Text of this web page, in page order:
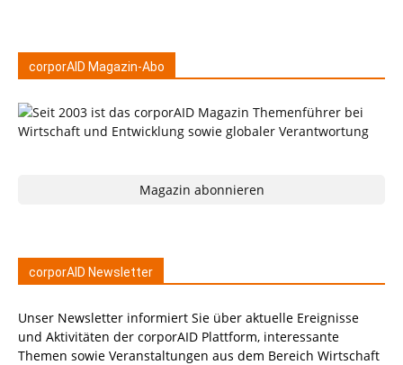
corporAID Magazin-Abo
Magazin abonnieren
corporAID Newsletter
Unser Newsletter informiert Sie über aktuelle Ereignisse
und Aktivitäten der corporAID Plattform, interessante
Themen sowie Veranstaltungen aus dem Bereich Wirtschaft